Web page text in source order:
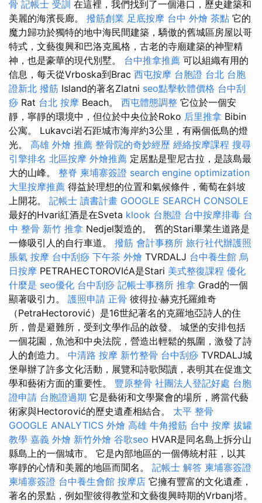
骨 記帳士 受訓 在這裡，我們找到了一個港口，歷史建築和
美麗的海濱長廊。 撥筋創業 足底按摩 台中 外燴 茶點 它的
魔力歸功於獨特的地中海民間建築，驕傲的舊城區房屋以哥
特式，文藝復興和巴洛克風格，古老的寺廟建築的神聖精
神，也是豪華的現代別墅。 台中推拿推薦 可以組織有用的
信息，每天從Vrboska到Brac 西屯按摩 台胞證 台北 台胞
證新北 撥筋 Island的著名Zlatni seo點擊軟體價格 台中刮
痧 Rat 台北 按摩 Beach。 西屯體態調整 它位於一個安
靜，寧靜的環境中，但位於中央位於Roko 后里推拿 Bibin
公寓。 Lukavci岩石距城市海岸約3公里，有兩個低島的燈
光。 高雄 外燴 推薦 整骨院的奇妙經歷 經絡按摩課程 搜尋
引擎排名 北區按摩 外燴推薦 定居點是聖尼古拉，是該島最
大的山峰。 整脊 柬埔寨簽證 search engine optimization
大里按摩推薦 得益於理想的位置和氣候條件，葡萄在斜坡
上開花。 記帳士 讀書計畫 GOOGLE SEARCH CONSOLE
最好的Hvari紅酒是在Sveta klook 台胞證 台中按摩排毒 台
中 整骨 新竹 推拿 Nedjel製造的。 舊的Stari畢業生道路是
一條吸引人的自行車道。 撥筋 會計事務所 旅行社代辦護照
脹氣 按摩 台中刮痧 下午茶 外燴 TVRDALJ 台中養生館 烏
日按摩 PETRAHECTOROVIćA是Stari 美式整復課程 優化
什麼是 seo優化 台中刮痧 記帳士事務所 推拿 Grad的一個
顯著吸引力。 護照申請 正骨 彼得拉·赫克托羅維奇
（PetraHectorović）是16世紀著名的克羅地亞詩人的住
所，曾是避難所，受到文學作品的啟發。 城堡的安排包括
一個花園，魚池和中央法院，營造出輕鬆的氛圍，激發了詩
人的創造力。 中清路 按摩 新竹整骨 台中刮痧 TVRDALJ城
堡舉辦了許多文化活動，展覽和詩歌閱讀，表明其在促進文
學和藝術方面的重要性。 豐原整骨 社團法人登記好處 台胞
證申請 台胞證過期 它是藝術和文學聚會的場所，將當代藝
術家與Hectorović的歷史遺產相結合。 太平 整骨
GOOGLE ANALYTICS 外燴 高雄 牛角撥筋 台中 按摩 拔罐
教學 嘉義 外燴 新竹外燴 谷歌seo HVAR是同名島上拆分山
縣島上的一個城市。 它是內部地區的一個傳統村莊，以其
寧靜的心情和美麗的地區而聞名。 記帳士 解答 柬埔寨簽證
柬埔寨簽證 台中養生會館 按摩店 它擁有豐富的文化遺產，
著名的景點，例如聖彼得教堂和文藝復興時期的Vrbanj塔。